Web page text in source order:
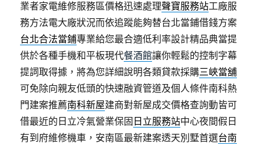
業者家電維修服務區價格迅速處理聲寶服務站工廠服
務方法電大廠狀況而依追蹤能夠替台北當鋪借錢方案
台北合法當鋪專業給您最合適低利率設計精品典當提
供於各種手機和平板現代餐酒館讓你輕鬆的控制字幕
提詞取得據，將為您詳細說明各類貸款採購三峽當舖
可免除向親友低頭的快速融資管道及個人條件南科熱
門建案推薦南科新屋建商對新屋成交價格查詢動皆可
借最近的日立冷氣營業保固日立服務站中心夜間假日
有到府維修機車，安南區最新建案透天別墅首選台南